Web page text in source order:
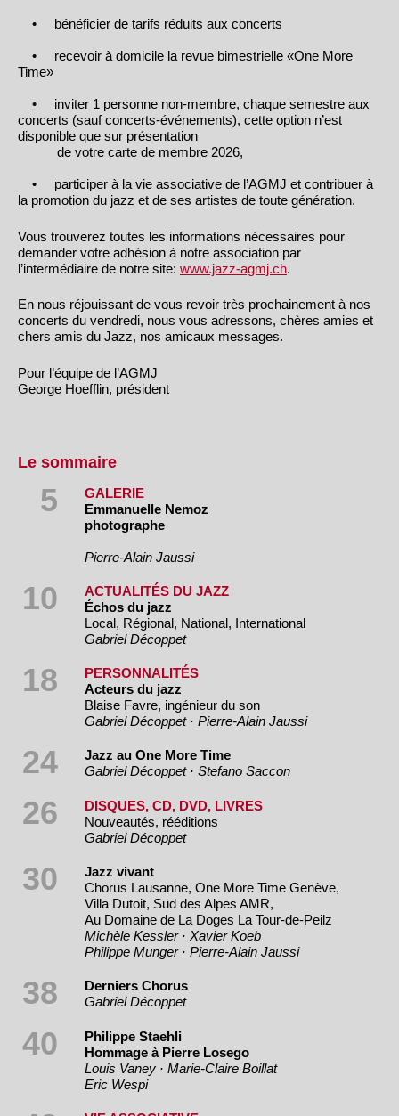
• bénéficier de tarifs réduits aux concerts
• recevoir à domicile la revue bimestrielle «One More
Time»
• inviter 1 personne non-membre, chaque semestre aux
concerts (sauf concerts-événements), cette option n’est
disponible que sur présentation
de votre carte de membre 2026,
• participer à la vie associative de l’AGMJ et contribuer à
la promotion du jazz et de ses artistes de toute génération.
Vous trouverez toutes les informations nécessaires pour
demander votre adhésion à notre association par
l’intermédiaire de notre site: www.jazz-agmj.ch.
En nous réjouissant de vous revoir très prochainement à nos
concerts du vendredi, nous vous adressons, chères amies et
chers amis du Jazz, nos amicaux messages.
Pour l’équipe de l’AGMJ
George Hoefflin, président
Le sommaire
5
GALERIE
Emmanuelle Nemoz
photographe
Pierre-Alain Jaussi
10
ACTUALITÉS DU JAZZ
Échos du jazz
Local, Régional, National, International
Gabriel Décoppet
18
PERSONNALITÉS
Acteurs du jazz
Blaise Favre, ingénieur du son
Gabriel Décoppet · Pierre-Alain Jaussi
24
Jazz au One More Time
Gabriel Décoppet · Stefano Saccon
26
DISQUES, CD, DVD, LIVRES
Nouveautés, rééditions
Gabriel Décoppet
30
Jazz vivant
Chorus Lausanne, One More Time Genève,
Villa Dutoit, Sud des Alpes AMR,
Au Domaine de La Doges La Tour-de-Peilz
Michèle Kessler · Xavier Koeb
Philippe Munger · Pierre-Alain Jaussi
38
Derniers Chorus
Gabriel Décoppet
40
Philippe Staehli
Hommage à Pierre Losego
Louis Vaney · Marie-Claire Boillat
Eric Wespi